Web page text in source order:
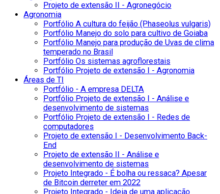
Projeto de extensão II - Agronegócio
Agronomia
Portfólio A cultura do feijão (Phaseolus vulgaris)
Portfólio Manejo do solo para cultivo de Goiaba
Portfólio Manejo para produção de Uvas de clima
temperado no Brasil
Portfólio Os sistemas agroflorestais
Portfólio Projeto de extensão I - Agronomia
Áreas de TI
Portfólio - A empresa DELTA
Portfólio Projeto de extensão I - Análise e
desenvolvimento de sistemas
Portfólio Projeto de extensão I - Redes de
computadores
Projeto de extensão I - Desenvolvimento Back-
End
Projeto de extensão II - Análise e
desenvolvimento de sistemas
Projeto Integrado - É bolha ou ressaca? Apesar
de Bitcoin derreter em 2022
Projeto Integrado - Ideia de uma aplicação